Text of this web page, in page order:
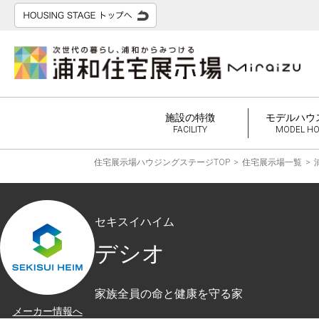
施設の特徴
FACILITY
モデルハウ
MODEL
住宅展示場ハウジングステージTOP 住宅展示場一覧
メーカー情報へ
セキスイハイム
デシオ
家族全員の命と健康を守る家